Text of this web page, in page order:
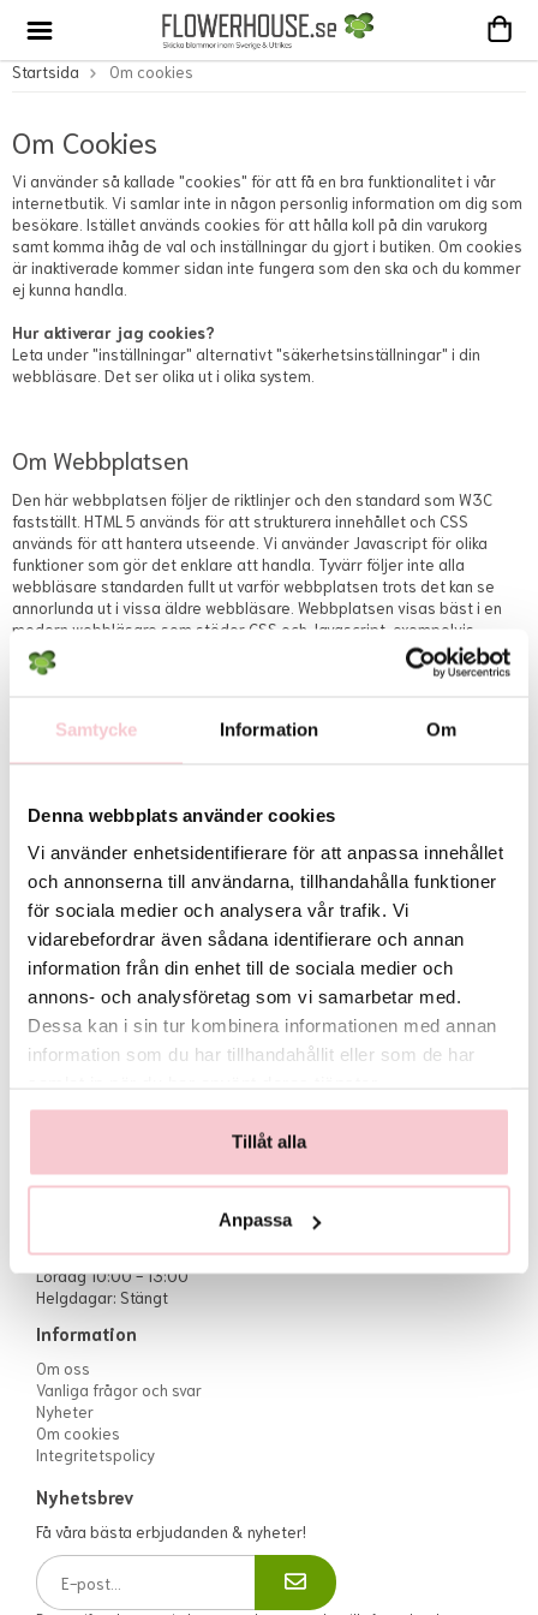
Samtycke Information Om
Denna webbplats använder cookies
Vi använder enhetsidentifierare för att anpassa innehållet
och annonserna till användarna, tillhandahålla funktioner
för sociala medier och analysera vår trafik. Vi
vidarebefordrar även sådana identifierare och annan
information från din enhet till de sociala medier och
annons- och analysföretag som vi samarbetar med.
Dessa kan i sin tur kombinera informationen med annan
information som du har tillhandahållit eller som de har
Tillåt alla
Anpassa
Startsida Om cookies
Om Cookies
Vi använder så kallade "cookies" för att få en bra funktionalitet i vår
internetbutik. Vi samlar inte in någon personlig information om dig som
besökare. Istället används cookies för att hålla koll på din varukorg
samt komma ihåg de val och inställningar du gjort i butiken. Om cookies
är inaktiverade kommer sidan inte fungera som den ska och du kommer
ej kunna handla.
Hur aktiverar jag cookies?
Leta under "inställningar" alternativt "säkerhetsinställningar" i din
webbläsare. Det ser olika ut i olika system.
Om Webbplatsen
Den här webbplatsen följer de riktlinjer och den standard som W3C
fastställt. HTML 5 används för att strukturera innehållet och CSS
används för att hantera utseende. Vi använder Javascript för olika
funktioner som gör det enklare att handla. Tyvärr följer inte alla
webbläsare standarden fullt ut varför webbplatsen trots det kan se
annorlunda ut i vissa äldre webbläsare. Webbplatsen visas bäst i en
modern webbläsare som stöder CSS och Javascript, exempelvis
senare version av,
Internet Explorer
-Safari
Webbplatsen är byggd med "responsiv design" och fungerar bra
oavsett enhet.
Produktion
Dennawebbutikär skapad avWikinggruppen . Wikinggruppen är en
komplett webbyrå belägen i Hudiksvall och en av Sveriges större
leverantörer av e-handelssystem. Välkommen attkontakta
vid eventuella frågor eller synpunkter kring denna
webbplats.
info@flowerhouse.se
Måndag till fredag 10:00-17:00
Lördag 10:00 - 13:00
Helgdagar: Stängt
Kundtjänst
Köpvillkor
Information
Om oss
Vanliga frågor och svar
Nyheter
Om cookies
Integritetspolicy
Nyhetsbrev
Få våra bästa erbjudanden & nyheter!